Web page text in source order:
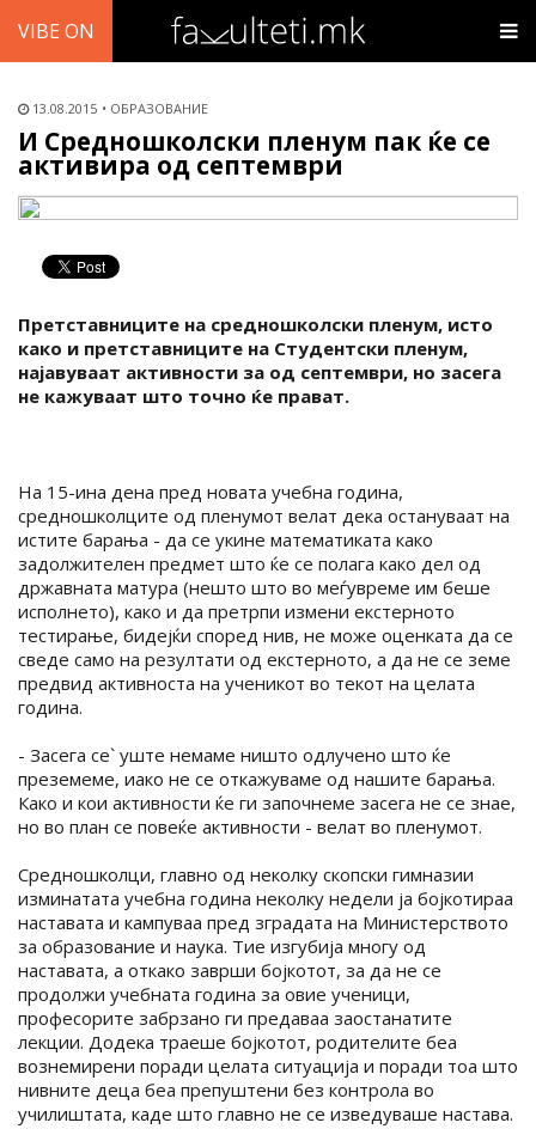
VIBE ON
13.08.2015 ОБРАЗОВАНИЕ
И Средношколски пленум пaк ќе се
активира од септември
Претставниците на средношколски пленум, исто
како и претставниците на Студентски пленум,
најавуваат активности за од септември, но засега
не кажуваат што точно ќе прават.
На 15-ина дена пред новата учебна година,
средношколците од пленумот велат дека остануваат на
истите барања - да се укине математиката како
задолжителен предмет што ќе се полага како дел од
државната матура (нешто што во меѓувреме им беше
исполнето), како и да претрпи измени екстерното
тестирање, бидејќи според нив, не може оценката да се
сведе само на резултати од екстерното, а да не се земе
предвид активноста на ученикот во текот на целата
година.
- Засега се` уште немаме ништо одлучено што ќе
преземеме, иако не се откажуваме од нашите барања.
Како и кои активности ќе ги започнеме засега не се знае,
но во план се повеќе активности - велат во пленумот.
Средношколци, главно од неколку скопски гимназии
изминатата учебна година неколку недели ја бојкотираа
наставата и кампуваа пред зградата на Министерството
за образование и наука. Тие изгубија многу од
наставата, а откако заврши бојкотот, за да не се
продолжи учебната година за овие ученици,
професорите забрзано ги предаваа заостанатите
лекции. Додека траеше бојкотот, родителите беа
вознемирени поради целата ситуација и поради тоа што
нивните деца беа препуштени без контрола во
училиштата, каде што главно не се изведуваше настава.